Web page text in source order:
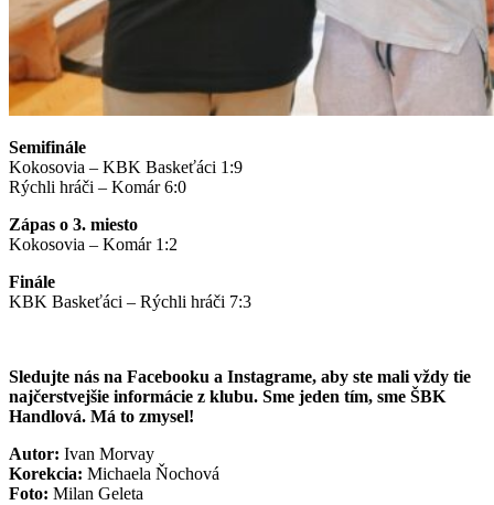
Semifinále
Kokosovia – KBK Baskeťáci 1:9
Rýchli hráči – Komár 6:0
Zápas o 3. miesto
Kokosovia – Komár 1:2
Finále
KBK Baskeťáci – Rýchli hráči 7:3
Sledujte nás na Facebooku a Instagrame, aby ste mali vždy tie
najčerstvejšie informácie z klubu. Sme jeden tím, sme ŠBK
Handlová. Má to zmysel!
Autor: Ivan Morvay
Korekcia: Michaela Ňochová
Foto: Milan Geleta